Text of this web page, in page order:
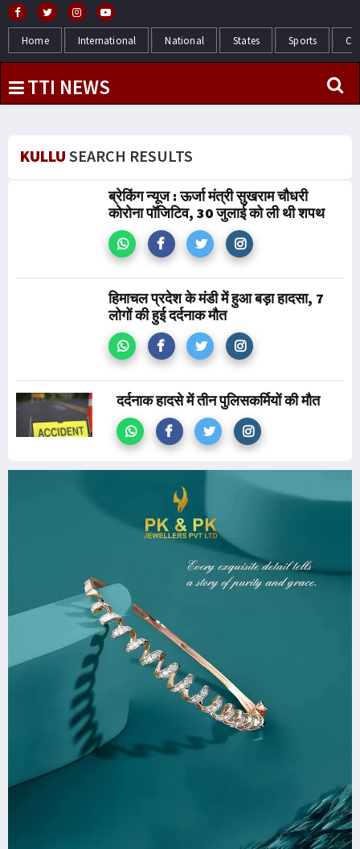
Home International National States Sports
TTI NEWS
KULLU SEARCH RESULTS
ब्रेकिंग न्यूज : ऊर्जा मंत्री सुखराम चौधरी
कोरोना पॉजिटिव, 30 जुलाई को ली थी शपथ
हिमाचल प्रदेश के मंडी में हुआ बड़ा हादसा, 7
लोगों की हुई दर्दनाक मौत
दर्दनाक हादसे में तीन पुलिसकर्मियों की मौत